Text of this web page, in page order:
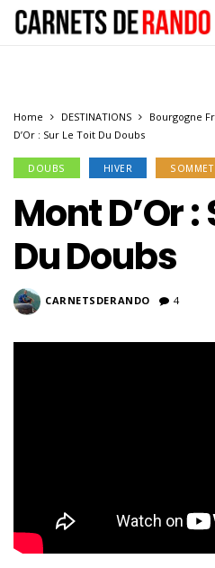
Home DESTINATIONS Bourgogne
D’Or : Sur Le Toit Du Doubs
DOUBS HIVER SOMMET
Mont D’Or
Du Doubs
CARNETSDERANDO 4